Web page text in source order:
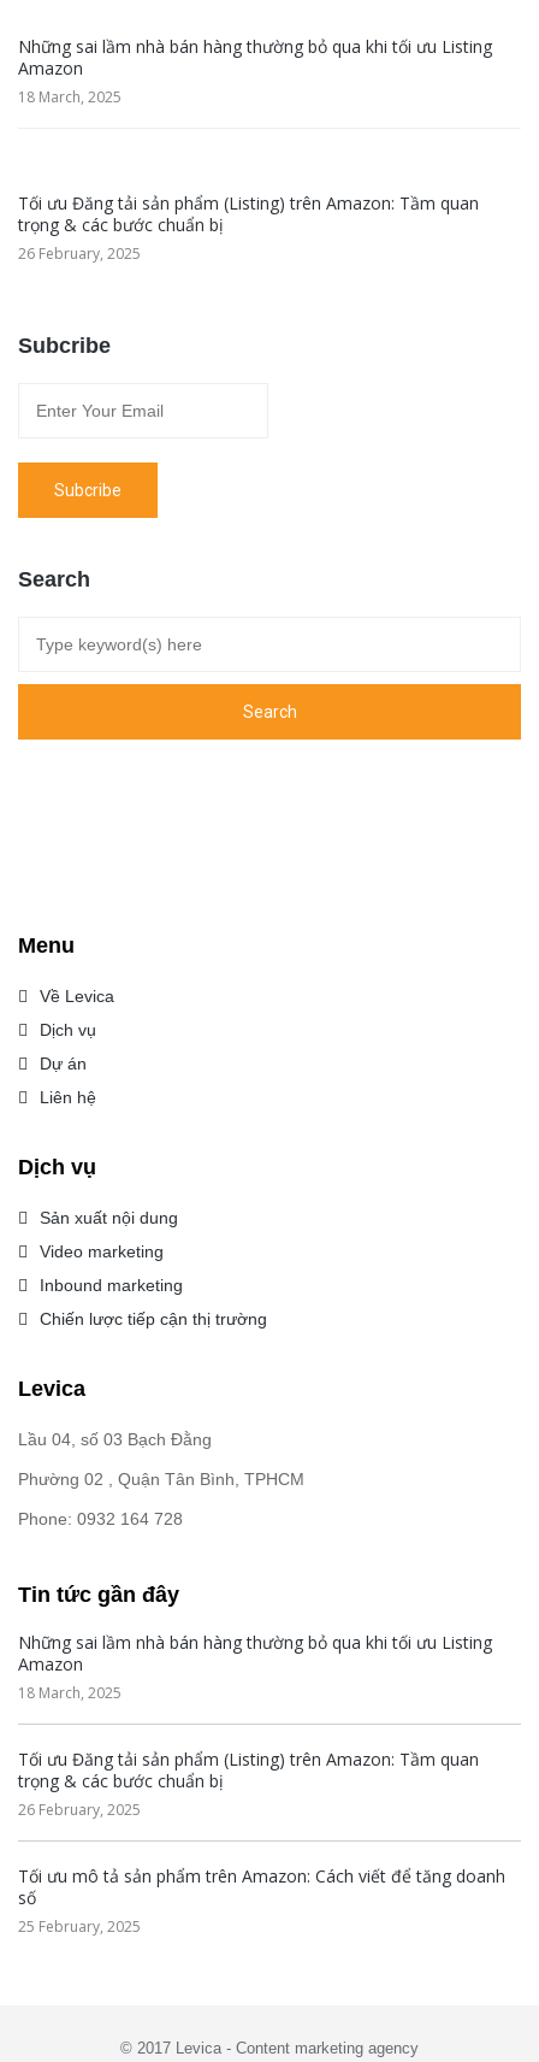
Những sai lầm nhà bán hàng thường bỏ qua khi tối ưu Listing
Amazon
18 March, 2025
Tối ưu Đăng tải sản phẩm (Listing) trên Amazon: Tầm quan
trọng & các bước chuẩn bị
26 February, 2025
Subcribe
Search
Menu
Về Levica
Dịch vụ
Dự án
Liên hệ
Dịch vụ
Sản xuất nội dung
Video marketing
Inbound marketing
Chiến lược tiếp cận thị trường
Levica
Lầu 04, số 03 Bạch Đằng
Phường 02 , Quận Tân Bình, TPHCM
Phone: 0932 164 728
Tin tức gần đây
Những sai lầm nhà bán hàng thường bỏ qua khi tối ưu Listing
Amazon
18 March, 2025
Tối ưu Đăng tải sản phẩm (Listing) trên Amazon: Tầm quan
trọng & các bước chuẩn bị
26 February, 2025
Tối ưu mô tả sản phẩm trên Amazon: Cách viết để tăng doanh
số
25 February, 2025
© 2017 Levica - Content marketing agency